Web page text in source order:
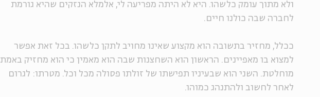
ולא מתוך עומק כלשהו. היא לא היתה מפריעה לי, אלמלא הנזקים שהיא גורמת
לחברה שבה כולנו חיים.
ככלל, מחזיר בתשובה הוא מקצוע שאינו מחויב לתקן כלשהו. בכל זאת אפשר
למצוא בו מאפיינים. הראשון הוא השחצנות שבה הוא מאמין כי הוא מחזיק באמת
מוחלטת. השני הוא שבעיניו תפישתו של זולתו פסולה מכל וכל. מטרתו: לגרום
לאחר לחשוב ולהתנהג כמוהו.